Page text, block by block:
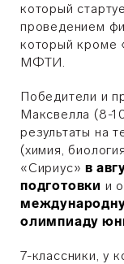
который
проведением
который кроме
МФТИ.
Победители и
Максвелла (8-
результаты на
(химия,
«Сириус»в
подготовки и
олимпиаду
7-классники, у